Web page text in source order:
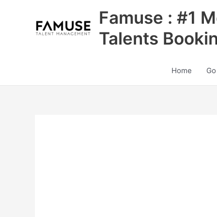
Famuse : #1
Talents
Home